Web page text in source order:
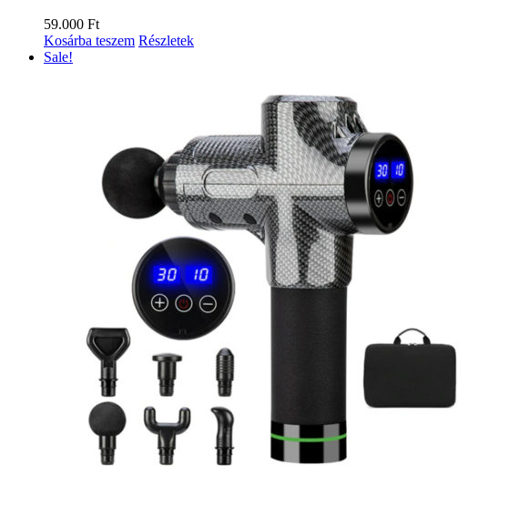
59.000 Ft
Kosárba teszem Részletek
Sale!